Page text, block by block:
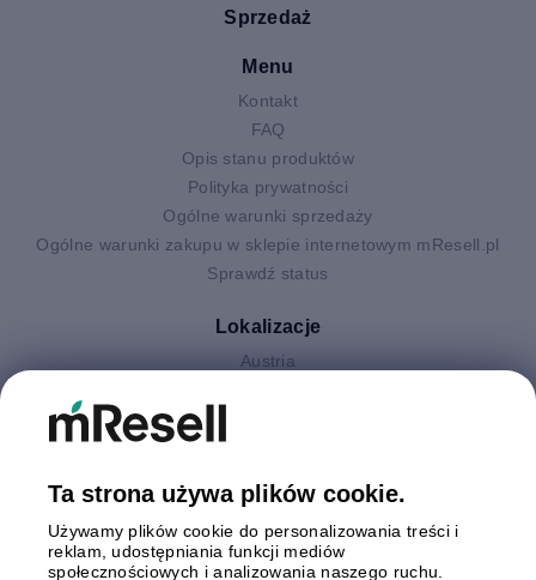
Sprzedaż
Menu
Kontakt
FAQ
Opis stanu produktów
Polityka prywatności
Ogólne warunki sprzedaży
Ogólne warunki zakupu w sklepie internetowym mResell.pl
Sprawdź status
Lokalizacje
Austria
Polska
Szwecja
Wielka Brytania
Ta strona używa plików cookie.
Używamy plików cookie do personalizowania treści i
reklam, udostępniania funkcji mediów
społecznościowych i analizowania naszego ruchu.